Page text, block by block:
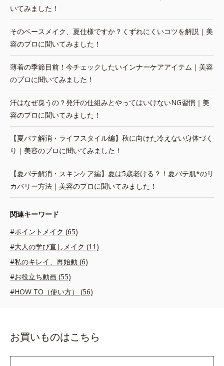
いてみました！
そのベースメイク、夏仕様ですか？くずれにくいコツを解説｜美
容のプロに聞いてみました！
薄着の季節目前！今チェックしたいインナーケアアイテム｜美容
のプロに聞いてみました！
汗はなぜ臭うの？発汗の仕組みとやってはいけないNG習慣｜美
容のプロに聞いてみました！
【夏バテ解消・ライフスタイル編】秋に向けた冷えない身体づく
り｜美容のプロに聞いてみました！
【夏バテ解消・スキンケア編】夏は5歳老ける？！夏バテ肌*のリ
カバリー方法｜美容のプロに聞いてみました！
関連キーワード
#ポイントメイク (65)
#大人の学び直しメイク (11)
#私のキレイ、再始動 (6)
#お役立ち動画 (55)
#HOW TO（使い方） (56)
お買いものはこちら